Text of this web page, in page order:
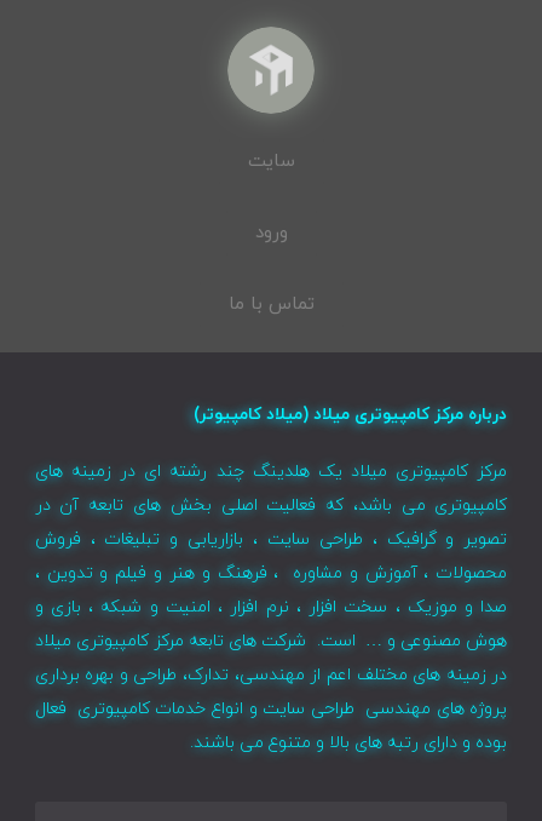
سایت
ورود
تماس با ما
درباره مرکز کامپیوتری میلاد (میلاد کامپیوتر)
مرکز کامپیوتری میلاد یک هلدینگ چند رشته ای در زمینه های
کامپیوتری می باشد، که فعالیت اصلی بخش های تابعه آن در
تصویر و گرافیک ، طراحی سایت ، بازاریابی و تبلیغات ، فروش
محصولات ، آموزش و مشاوره ، فرهنگ و هنر و فیلم و تدوین ،
صدا و موزیک ، سخت افزار ، نرم افزار ، امنیت و شبکه ، بازی و
هوش مصنوعی و … است. شرکت های تابعه مرکز کامپیوتری میلاد
در زمینه های مختلف اعم از مهندسی، تدارک، طراحی و بهره برداری
پروژه های مهندسی طراحی سایت و انواع خدمات کامپیوتری فعال
بوده و دارای رتبه های بالا و متنوع می باشند.